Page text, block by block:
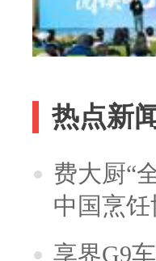
热点新
费大厨“
中国烹
享界G9